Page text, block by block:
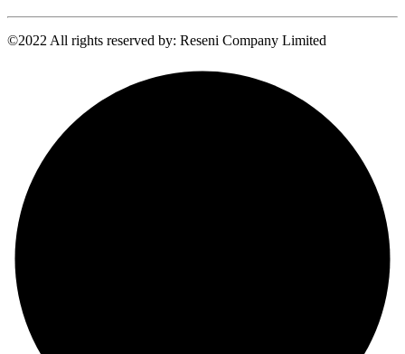
©2022 All rights reserved by: Reseni Company Limited